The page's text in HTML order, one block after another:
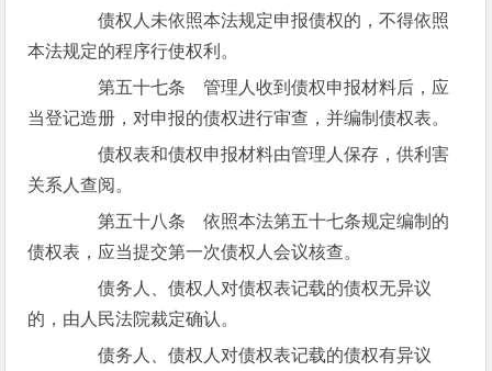
债权人未依照本法规定申报债权的，不得依照
本法规定的程序行使权利。
第五十七条 管理人收到债权申报材料后，应
当登记造册，对申报的债权进行审查，并编制债权表。
债权表和债权申报材料由管理人保存，供利害
关系人查阅。
第五十八条 依照本法第五十七条规定编制的
债权表，应当提交第一次债权人会议核查。
债务人、债权人对债权表记载的债权无异议
的，由人民法院裁定确认。
债务人、债权人对债权表记载的债权有异议